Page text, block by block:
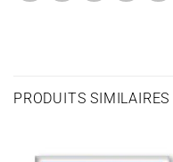
PRODUITS SIMILAIRES